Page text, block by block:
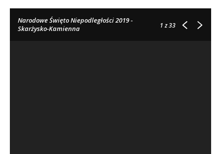
Narodowe Święto Niepodległości 2019 -
Skarżysko-Kamienna
1z 33